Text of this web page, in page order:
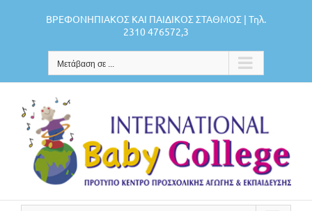
ΒΡΕΦΟΝΗΠΙΑΚΟΣ ΚΑΙ ΠΑΙΔΙΚΟΣ ΣΤΑΘΜΟΣ | Τηλ.
2310 476572,3
Μετάβαση σε ...